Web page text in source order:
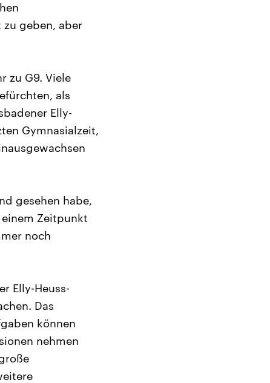
geben, aber
zu G9. Viele
als
Elly-
Gymnasialzeit,
gesehen habe,
Zeitpunkt
noch
Elly-Heuss-
Das
können
nehmen